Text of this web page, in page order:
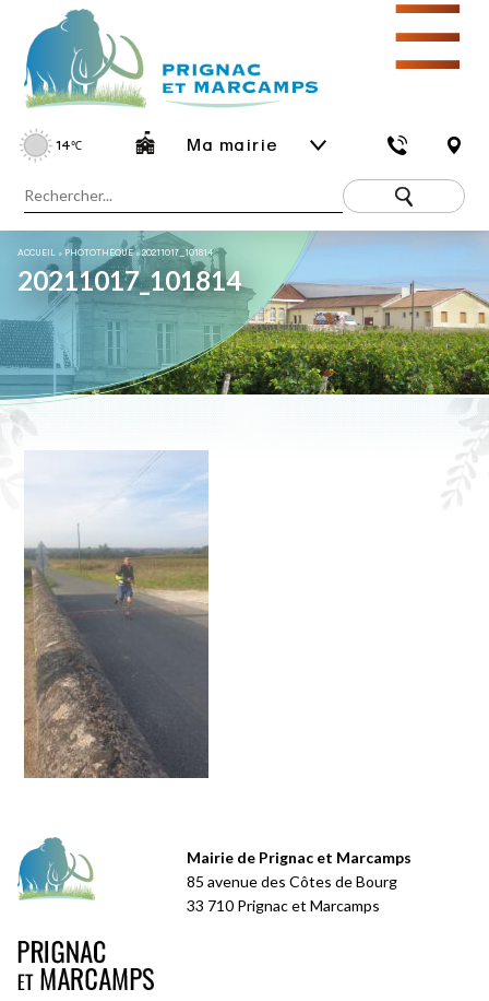
14℃ Ma mairie
☰
ACCUEIL » PHOTOTHÈQUE»20211017_101814
20211017_101814
Mairie de Prignac et Marcamps
85 avenue des Côtes de Bourg
33 710 Prignac et Marcamps